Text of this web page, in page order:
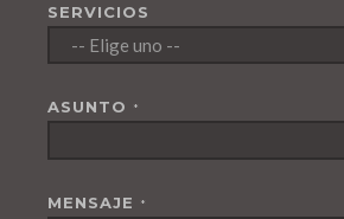
SERVICIOS
ASUNTO *
MENSAJE *